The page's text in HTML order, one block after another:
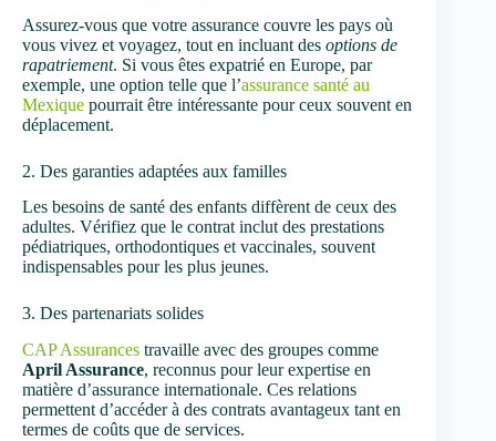
Assurez-vous que votre assurance couvre les pays où
vous vivez et voyagez, tout en incluant des options de
rapatriement. Si vous êtes expatrié en Europe, par
exemple, une option telle que l’assurance santé au
Mexique pourrait être intéressante pour ceux souvent en
déplacement.
2. Des garanties adaptées aux familles
Les besoins de santé des enfants diffèrent de ceux des
adultes. Vérifiez que le contrat inclut des prestations
pédiatriques, orthodontiques et vaccinales, souvent
indispensables pour les plus jeunes.
3. Des partenariats solides
CAP Assurances travaille avec des groupes comme
April Assurance, reconnus pour leur expertise en
matière d’assurance internationale. Ces relations
permettent d’accéder à des contrats avantageux tant en
termes de coûts que de services.